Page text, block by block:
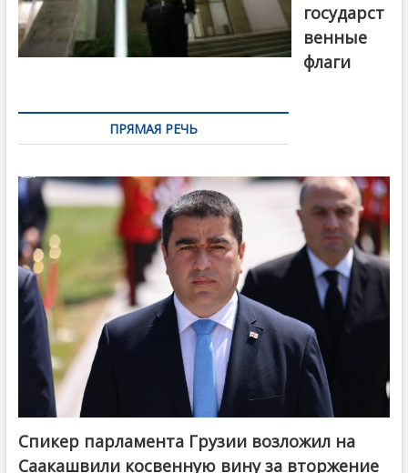
государст
венные
флаги
ПРЯМАЯ РЕЧЬ
Спикер парламента Грузии возложил на
Саакашвили косвенную вину за вторжение